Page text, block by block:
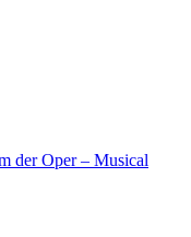
der Oper – Musical